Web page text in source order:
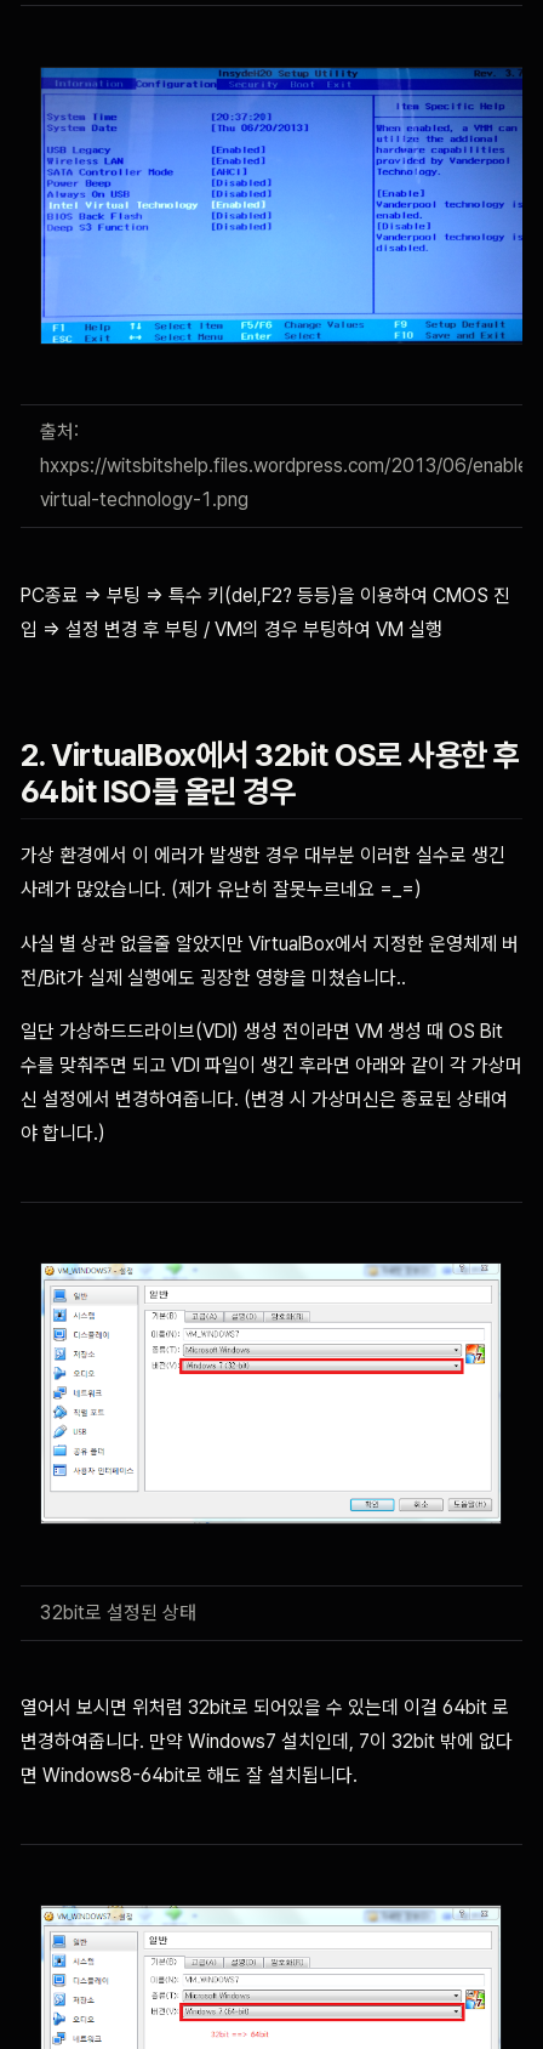
출처:
hxxps://witsbitshelp.files.wordpress.com/2013/06/enable-
virtual-technology-1.png
PC종료 => 부팅 => 특수 키(del,F2? 등등)을 이용하여 CMOS 진
입 => 설정 변경 후 부팅 / VM의 경우 부팅하여 VM 실행
2. VirtualBox에서 32bit OS로 사용한 후
64bit ISO를 올린 경우
가상 환경에서 이 에러가 발생한 경우 대부분 이러한 실수로 생긴
사례가 많았습니다. (제가 유난히 잘못누르네요 =_=)
사실 별 상관 없을줄 알았지만 VirtualBox에서 지정한 운영체제 버
전/Bit가 실제 실행에도 굉장한 영향을 미쳤습니다..
일단 가상하드드라이브(VDI) 생성 전이라면 VM 생성 때 OS Bit
수를 맞춰주면 되고 VDI 파일이 생긴 후라면 아래와 같이 각 가상머
신 설정에서 변경하여줍니다. (변경 시 가상머신은 종료된 상태여
야 합니다.)
32bit로 설정된 상태
열어서 보시면 위처럼 32bit로 되어있을 수 있는데 이걸 64bit 로
변경하여줍니다. 만약 Windows7 설치인데, 7이 32bit 밖에 없다
면 Windows8-64bit로 해도 잘 설치됩니다.